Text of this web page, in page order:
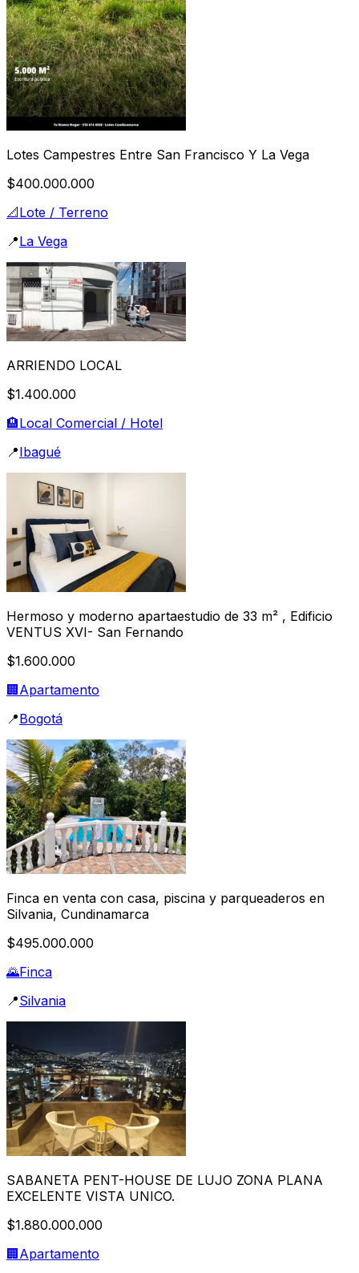
Lotes Campestres Entre San Francisco Y La Vega
$400.000.000
📐 Lote / Terreno
📍La Vega
ARRIENDO LOCAL
$1.400.000
🏨Local Comercial / Hotel
📍Ibagué
Hermoso y moderno apartaestudio de 33 m² , Edificio
VENTUS XVI- San Fernando
$1.600.000
🏢Apartamento
📍Bogotá
Finca en venta con casa, piscina y parqueaderos en
Silvania, Cundinamarca
$495.000.000
🌄Finca
📍Silvania
SABANETA PENT-HOUSE DE LUJO ZONA PLANA
EXCELENTE VISTA UNICO.
$1.880.000.000
🏢Apartamento